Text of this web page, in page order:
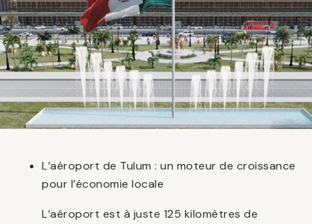
L’aéroport de Tulum : un moteur de croissance
pour l’économie locale
L’aéroport est à juste 125 kilomètres de